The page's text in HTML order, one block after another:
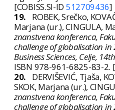
[COBISS.SI-ID 512709436]
19.
ROBEK, Srečko,
Marjana (ur.), CINGULA,
znanstvena konferenca,
challenge of globalisation
Business Sciences, Celje,
ISBN 978-961-6825-83-2.
20.
DERVIŠEVIĆ, Tjaša,
SKOK, Marjana (ur.),
znanstvena konferenca,
challenge of globalisation